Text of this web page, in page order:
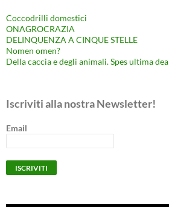
Coccodrilli domestici
ONAGROCRAZIA
DELINQUENZA A CINQUE STELLE
Nomen omen?
Della caccia e degli animali. Spes ultima dea
Iscriviti alla nostra Newsletter!
Email